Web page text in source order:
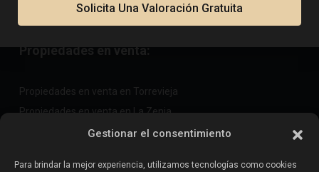
Gestionar el consentimiento
Para brindar la mejor experiencia, utilizamos tecnologías como cookies
costacalida@esentyaestate.com
Propiedades en venta:
Propiedades en venta en Torrevieja
Propiedades en venta en La Zenia
Propiedades en venta en Cabo Roig
Solicita Una Valoración Gratuita